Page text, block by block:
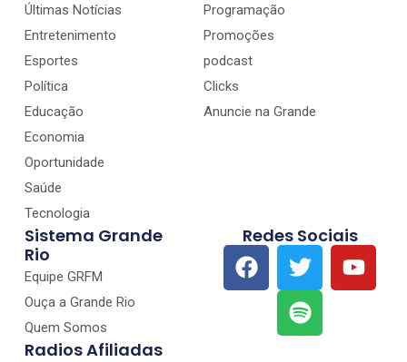
Últimas Notícias
Entretenimento
Esportes
Política
Educação
Economia
Oportunidade
Saúde
Tecnologia
Programação
Promoções
podcast
Clicks
Anuncie na Grande
Sistema Grande
Rio
Equipe GRFM
Ouça a Grande Rio
Quem Somos
Radios Afiliadas
Redes Sociais